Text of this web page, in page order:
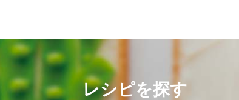
レシピを探す